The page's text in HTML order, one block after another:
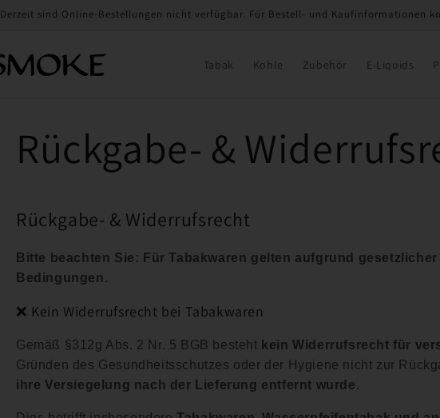
Derzeit sind Online-Bestellungen nicht verfügbar. Für Bestell- und Kaufinformationen
Tabak Kohle Zubehör E-Liquids
Rückgabe- &
Rückgabe- & Widerrufsrecht
Bitte beachten Sie: Für Tabakwaren gelten aufgrund
Bedingungen.
❌ Kein Widerrufsrecht bei Tabakwaren
Gemäß §312g Abs. 2 Nr. 5 BGB besteht kein Widerrufsrecht für
Gründen des Gesundheitsschutzes oder der Hygiene nicht zur
ihre Versiegelung nach der Lieferung entfernt wurde .